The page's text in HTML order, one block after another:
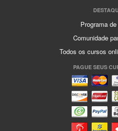
Programa
Comunidade
Todos os cursos
PAGUE SEUS